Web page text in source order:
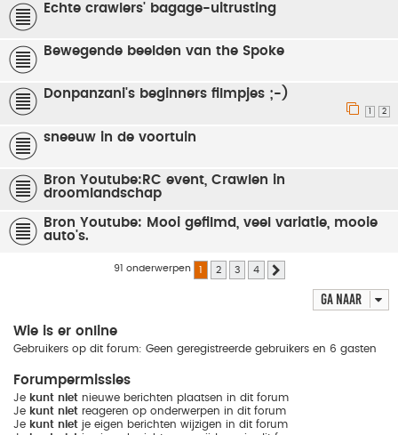
Echte crawlers' bagage-uitrusting
Bewegende beelden van the Spoke
Donpanzani's beginners filmpjes ;-)
2
sneeuw in de voortuin
Bron Youtube:RC event, Crawlen in
droomlandschap
Bron Youtube: Mooi gefilmd, veel variatie, mooie
auto's.
91 onderwerpen 1 2 3 4
Ga naar
Wie is er online
Gebruikers op dit forum: Geen geregistreerde gebruikers en 6 gasten
Forumpermissies
Je kunt niet nieuwe berichten plaatsen in dit forum
Je kunt niet reageren op onderwerpen in dit forum
Je kunt niet je eigen berichten wijzigen in dit forum